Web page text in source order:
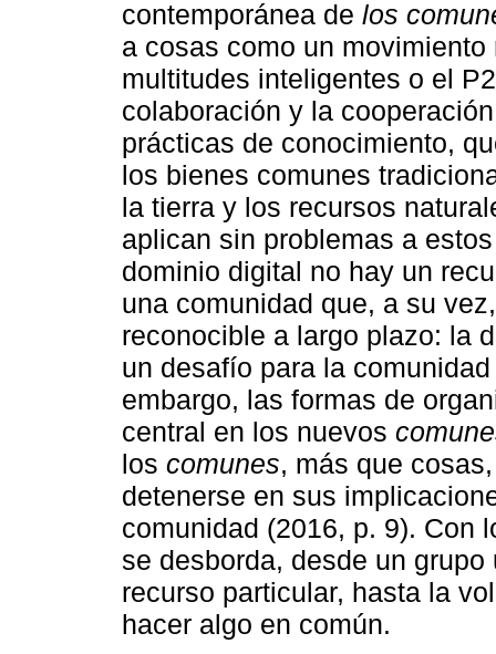
contemporánea de los
a cosas como un
multitudes inteligentes o el
colaboración y la
prácticas de conocimiento,
los bienes comunes
la tierra y los recursos
aplican sin problemas a
dominio digital no hay un
una comunidad que, a su
reconocible a largo plazo: la
un desafío para la
embargo, las formas de
central en los nuevos
los comunes, más que
detenerse en sus
comunidad (2016, p. 9). Con
se desborda, desde un
recurso particular, hasta la
hacer algo en común.